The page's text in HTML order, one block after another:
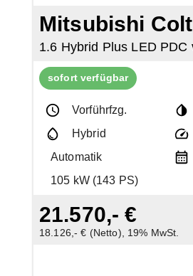
Mitsubishi Colt
sofort verfügbar
Vorführfzg.
Hybrid
Automatik
105 kW (143 PS)
21.570,- €
18.126,- € (Netto), 19% MwSt.